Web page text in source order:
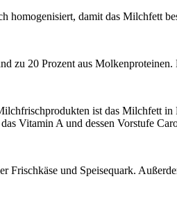
homogenisiert, damit das Milchfett
zu 20 Prozent aus
ist das Milchfett
Vitamin A und dessen Vorstufe
und Speisequark.